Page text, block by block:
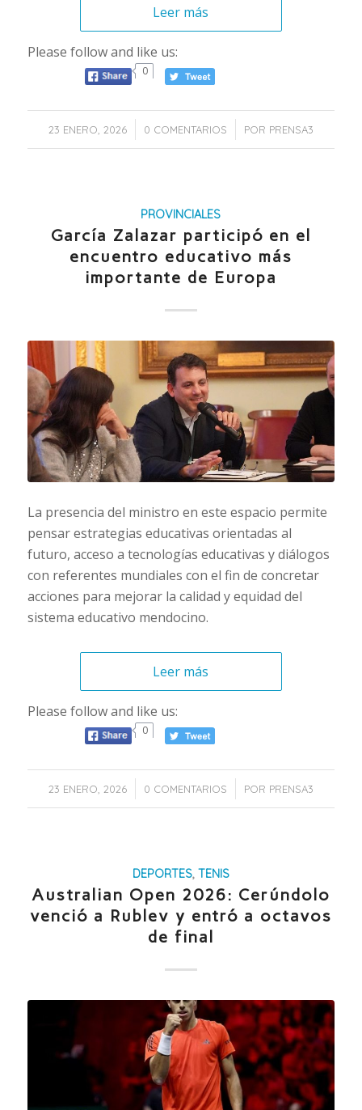
Leer más
Please follow and like us:
0
23 ENERO, 2026
/ 0 COMENTARIOS
/ POR PRENSA3
PROVINCIALES
García Zalazar participó en el
encuentro educativo más
importante de Europa
La presencia del ministro en este espacio permite
pensar estrategias educativas orientadas al
futuro, acceso a tecnologías educativas y diálogos
con referentes mundiales con el fin de concretar
acciones para mejorar la calidad y equidad del
sistema educativo mendocino.
Leer más
Please follow and like us:
0
23 ENERO, 2026
/ 0 COMENTARIOS
/ POR PRENSA3
DEPORTES, TENIS
Australian Open 2026: Cerúndolo
venció a Rublev y entró a octavos
de final